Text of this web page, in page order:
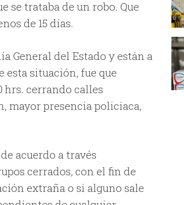
se trataba de un robo. Que
de 15 días.
General del Estado y están a
situación, fue que
hrs. cerrando calles
mayor presencia policiaca,
acuerdo a través
cerrados, con el fin de
extraña o si alguno sale